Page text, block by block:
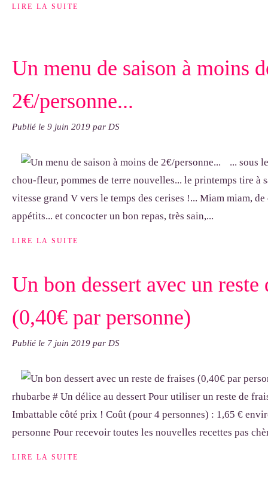
LIRE LA SUITE
Un menu de saison à moins
2€/personne...
Publié le 9 juin 2019 par DS
... sous
chou-fleur, pommes de terre nouvelles... le printemps tire à
vitesse grand V vers le temps des cerises !... Miam miam,
appétits... et concocter un bon repas, très sain,...
LIRE LA SUITE
Un bon dessert avec un reste
(0,40€ par personne)
Publié le 7 juin 2019 par DS
rhubarbe # Un délice au dessert Pour utiliser un reste de
Imbattable côté prix ! Coût (pour 4 personnes) : 1,65 €
personne Pour recevoir toutes les nouvelles recettes pas
LIRE LA SUITE